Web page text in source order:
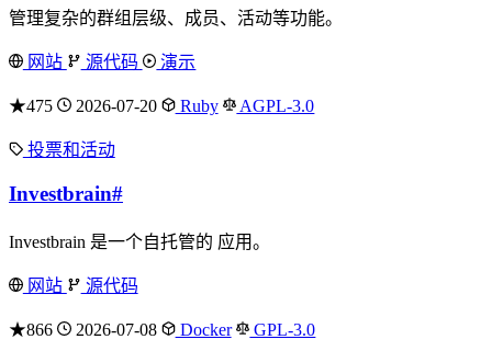
管理复杂的群组层级、成员、活动等功能。
网站 源代码 演示
★475 2026-07-20 Ruby AGPL-3.0
投票和活动
Investbrain#
Investbrain 是一个自托管的 应用。
网站 源代码
★866 2026-07-08 Docker GPL-3.0